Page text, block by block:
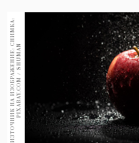
Дизайн
Книги
30+
Гурме 1710
Пътувай
237
И
З
Т
О
Ч
Н
И
К
Н
А
И
З
О
Б
Р
А
Ж
Е
Н
И
Е
:С
Н
И
М
К
А
:
P
I
X
A
B
A
Y
.
C
O
M
/
S
H
U
M
AN